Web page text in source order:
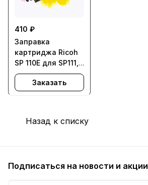
410 ₽
Заправка
картриджа Ricoh
SP 110E для SP111,
SP111SF, SP111SU
Заказать
Назад к списку
Подписаться на новости и акции